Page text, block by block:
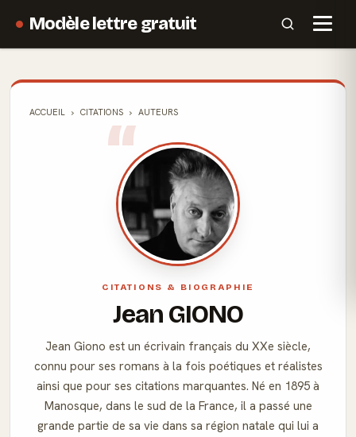
Modèle lettre gratuit
ACCUEIL CITATIONS AUTEURS
CITATIONS & BIOGRAPHIE
Jean GIONO
Jean Giono est un écrivain français du XXe siècle,
connu pour ses romans à la fois poétiques et réalistes
ainsi que pour ses citations marquantes. Né en 1895 à
Manosque, dans le sud de la France, il a passé une
grande partie de sa vie dans sa région natale qui lui a